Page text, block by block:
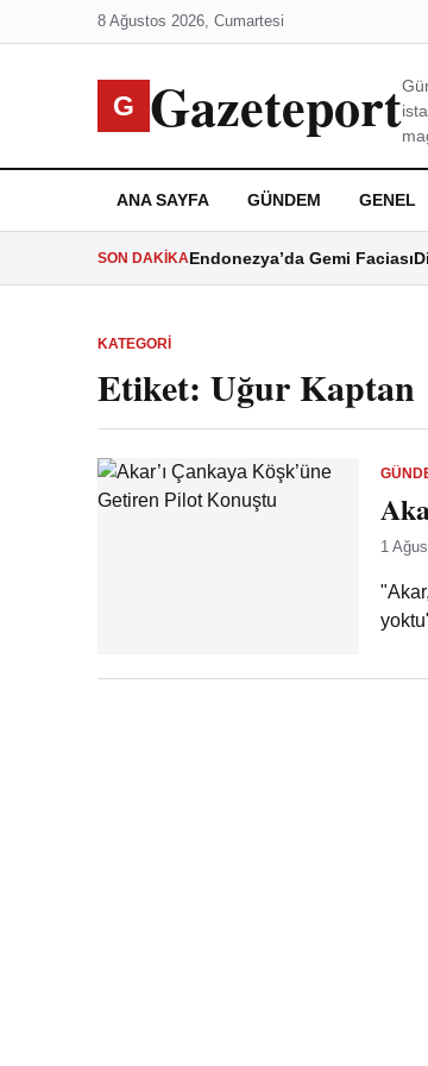
8 Ağustos 2026, Cumartesi
G Gazeteport
ANA SAYFA GÜNDEM GENEL
SON DAKIKAEndonezya’da Gemi Faciası
KATEGORI
Etiket: Uğur Kaptan
1